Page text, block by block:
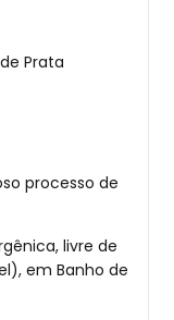
Prata
processo de
livre de
em Banho de